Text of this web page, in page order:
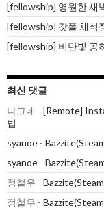
[fellowship] 영원한 새
[fellowship] 갓폴 채석
[fellowship] 비단빛 공
최신 댓글
나그네 - [Remote]
법
syanoe -
syanoe -
정철우 -
정철우 -